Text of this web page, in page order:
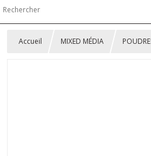
Accueil MIXED MÉDIA